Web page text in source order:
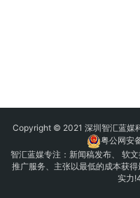
Copyright © 2021 深圳智汇蓝媒
粤公网安
智汇蓝媒专注： 新闻稿发布、 软
推广服务、主张以最低的成本
实力